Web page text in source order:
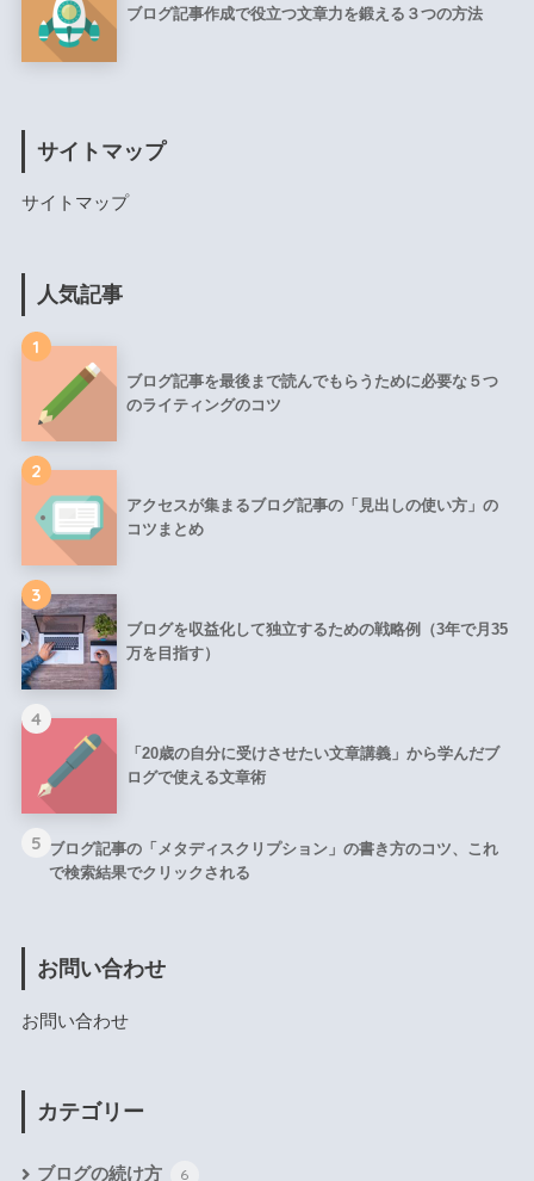
ブログ記事作成で役立つ文章力を鍛える３つの方法
サイトマップ
サイトマップ
人気記事
1
ブログ記事を最後まで読んでもらうために必要な５つ
のライティングのコツ
2
アクセスが集まるブログ記事の「見出しの使い方」の
コツまとめ
3
ブログを収益化して独立するための戦略例（3年で月35
万を目指す）
4
「20歳の自分に受けさせたい文章講義」から学んだブ
ログで使える文章術
5 ブログ記事の「メタディスクリプション」の書き方のコツ、これ
で検索結果でクリックされる
お問い合わせ
お問い合わせ
カテゴリー
ブログの続け方 6